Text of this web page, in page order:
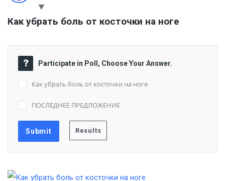
Как убрать боль от косточки на ноге
Participate in Poll, Choose Your Answer.
Как убрать боль от косточки на ноге
ПОСЛЕДНЕЕ ПРЕДЛОЖЕНИЕ